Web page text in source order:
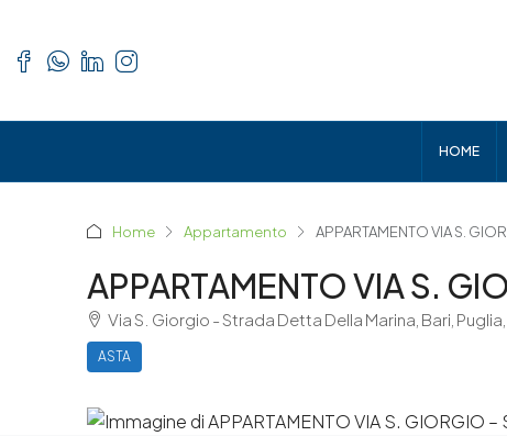
HOME
Home Appartamento APPARTAMENTO VIA S.
APPARTAMENTO VIA S.
Via S. Giorgio - Strada Detta Della Marina, Bari,
ASTA